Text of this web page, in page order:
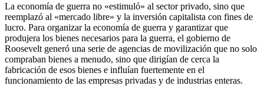
La economía de guerra no «estimuló» al sector privado, sino que
reemplazó al «mercado libre» y la inversión capitalista con fines de
lucro. Para organizar la economía de guerra y garantizar que
produjera los bienes necesarios para la guerra, el gobierno de
Roosevelt generó una serie de agencias de movilización que no solo
compraban bienes a menudo, sino que dirigían de cerca la
fabricación de esos bienes e influían fuertemente en el
funcionamiento de las empresas privadas y de industrias enteras.